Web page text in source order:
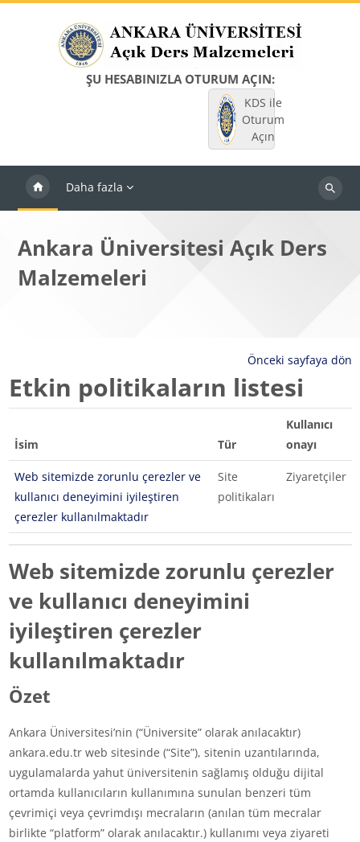
ŞU HESABINIZLA OTURUM AÇIN:
KDS ile
Oturum
Açın
Daha fazla
Dersleri
Ankara Üniversitesi Açık Ders
Malzemeleri
Önceki sayfaya dön
Etkin politikaların listesi
İsim Tür
Kullanıcı
onayı
Web sitemizde zorunlu çerezler ve
kullanıcı deneyimini iyileştiren
çerezler kullanılmaktadır
Site
politikaları
Ziyaretçiler
Web sitemizde zorunlu çerezler
ve kullanıcı deneyimini
iyileştiren çerezler
kullanılmaktadır
Özet
Ankara Üniversitesi’nin (“Üniversite” olarak anılacaktır)
ankara.edu.tr web sitesinde (“Site”), sitenin uzantılarında,
uygulamalarda yahut üniversitenin sağlamış olduğu dijital
ortamda kullanıcıların kullanımına sunulan benzeri tüm
çevrimiçi veya çevrimdışı mecraların (anılan tüm mecralar
birlikte “platform” olarak anılacaktır.) kullanımı veya ziyareti